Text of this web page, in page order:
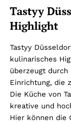
Tastyy
Highlight
Tastyy
kulinarisches
überzeugt
Einrichtung, die
Die Küche von
kreative und
Hier können die